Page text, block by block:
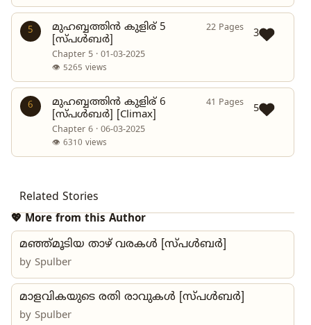
5
മുഹബ്ബത്തിൻ കുളിര് 5
[സ്പൾബർ]
22 Pages
Chapter 5 · 01-03-2025
👁 5265 views
3
6
മുഹബ്ബത്തിൻ കുളിര് 6
[സ്പൾബർ] [Climax]
41 Pages
Chapter 6 · 06-03-2025
👁 6310 views
5
Related Stories
💖 More from this Author
മഞ്ഞ്മൂടിയ താഴ് വരകൾ [സ്പൾബർ]
by Spulber
മാളവികയുടെ രതി രാവുകൾ [സ്പൾബർ]
by Spulber